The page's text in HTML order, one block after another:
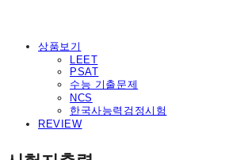
상품보기
LEET
PSAT
수능 기출문제
NCS
한국사능력검정시험
REVIEW